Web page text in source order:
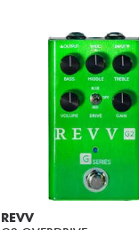
REVV